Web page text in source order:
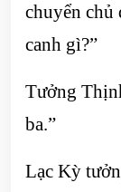
chuyển chủ
canh gì?”
Tưởng
ba.”
Lạc Kỳ